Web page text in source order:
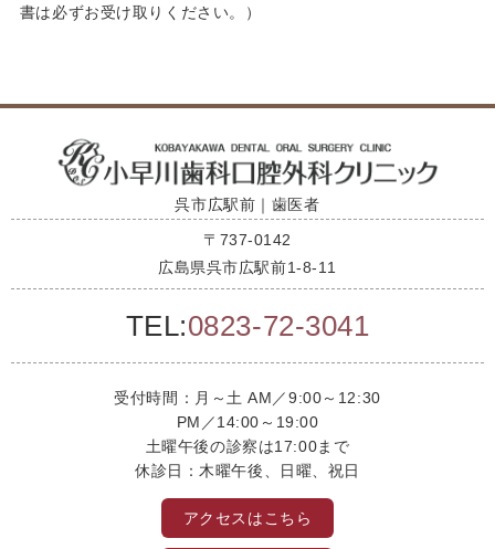
書は必ずお受け取りください。）
呉市広駅前｜歯医者
〒737-0142
広島県呉市広駅前1-8-11
TEL:0823-72-3041
受付時間：月～土 AM／9:00～12:30
PM／14:00～19:00
土曜午後の診察は17:00まで
休診日：木曜午後、日曜、祝日
アクセスはこちら